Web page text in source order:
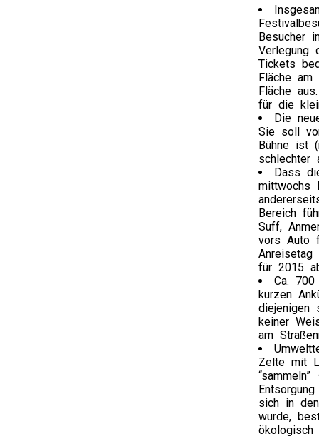
Besucher
Verlegung
Tickets
Fläche
Fläche
für die
Die
Sie soll
Bühne ist
schlechter
Dass
mittwochs
Bereich
Suff,
vors Auto
für 2015
Ca.
kurzen
diejenigen
keiner
am
Zelte mit
sich in
wurde,